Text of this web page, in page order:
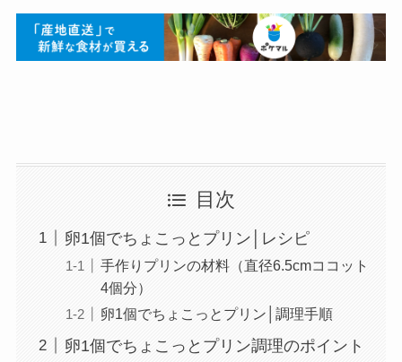
目次
卵1個でちょこっとプリン│レシピ
手作りプリンの材料（直径6.5cmココット
4個分）
卵1個でちょこっとプリン│調理手順
卵1個でちょこっとプリン調理のポイント